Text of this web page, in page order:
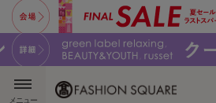
メニュー